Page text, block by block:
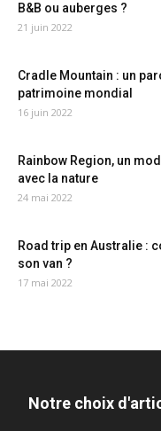
B&B ou auberges ?
21 juin 2022
Cradle Mountain : un
patrimoine mondial
16 juin 2022
Rainbow Region, un
avec la nature
24 mai 2022
Road trip en Australie :
son van ?
17 mai 2022
Notre choix